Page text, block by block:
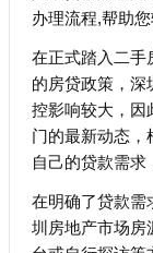
办理流程,帮助
在正式踏入二手
的房贷政策，深
控影响较大，因
门的最新动态，
自己的贷款需求
在明确了贷款需
圳房地产市场房